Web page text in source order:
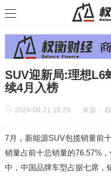
SUV迎新局:理想L6
续4月入榜
2024-08-21 10:29 来源：
7月，新能源SUV包揽销量前
销量占前十总销量的76.57%
中，中国品牌车型占据七席，